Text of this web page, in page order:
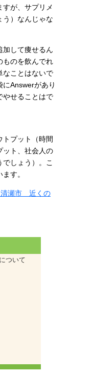
すが、サプリメ
） なんじゃな
加して痩せるん
ものを飲んでれ
なことはないで
にAnswerがあり
やせることはで
トプット（時間
ット、社会人の
しょう）。こ
す。
清瀬市 近くの
ついて